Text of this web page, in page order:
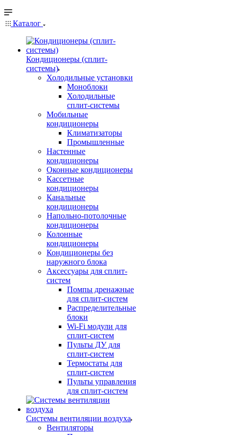
Каталог
Кондиционеры (сплит-
системы)
Холодильные установки
Моноблоки
Холодильные
сплит-системы
Мобильные
кондиционеры
Климатизаторы
Промышленные
Настенные
кондиционеры
Оконные кондиционеры
Кассетные
кондиционеры
Канальные
кондиционеры
Напольно-потолочные
кондиционеры
Колонные
кондиционеры
Кондиционеры без
наружного блока
Аксессуары для сплит-
систем
Помпы дренажные
для сплит-систем
Распределительные
блоки
Wi-Fi модули для
сплит-систем
Пульты ДУ для
сплит-систем
Термостаты для
сплит-систем
Пульты управления
для сплит-систем
Системы вентиляции воздуха
Вентиляторы